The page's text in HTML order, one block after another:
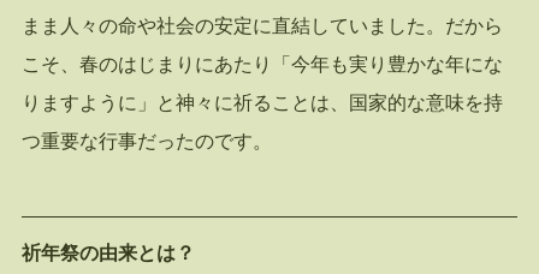
まま人々の命や社会の安定に直結していました。だから
こそ、春のはじまりにあたり「今年も実り豊かな年にな
りますように」と神々に祈ることは、国家的な意味を持
つ重要な行事だったのです。
祈年祭の由来とは？